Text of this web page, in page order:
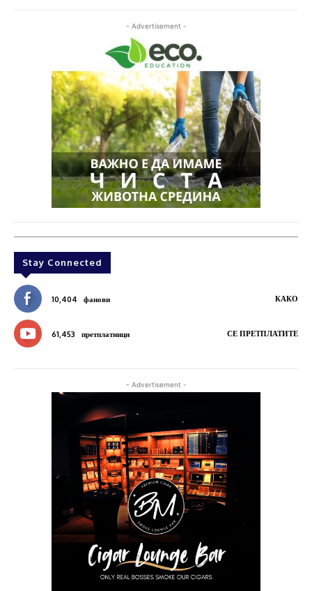
- Advertisement -
Stay Connected
10,404 фанови КАКО
61,453 претплатници СЕ ПРЕТПЛАТИТЕ
- Advertisement -